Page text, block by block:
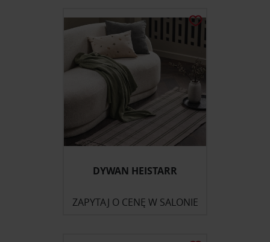
DYWAN HEISTARR
ZAPYTAJ O CENĘ W SALONIE